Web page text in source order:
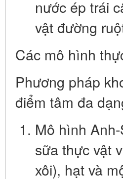
nước ép trái
vật đường
Các mô hình
Phương pháp
điểm tâm đa
Mô hình
sữa thực vật
xôi), hạt và